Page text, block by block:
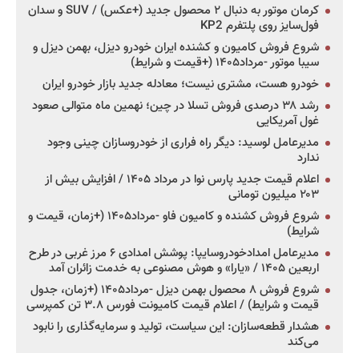
کرمان موتور به دنبال ۲ محصول جدید (+عکس) / SUV و سدان
فول‌سایز روی پلتفرم KP2
شروع فروش کامیون و کشنده ایران خودرو دیزل، بهمن دیزل و
سیبا موتور -مرداد۱۴۰۵ (+قیمت و شرایط)
خودرو هست، مشتری نیست؛ معادله جدید بازار خودرو ایران
رشد ۳۸ درصدی فروش تسلا در چین؛ نهمین ماه متوالی صعود
غول آمریکایی
مدیرعامل لوسید: دیگر راه فراری از خودروسازان چینی وجود
ندارد
اعلام قیمت جدید پارس نوا در مرداد ۱۴۰۵ / افزایش بیش از
۲۰۳ میلیون تومانی
شروع فروش کشنده و کامیون فاو -مرداد۱۴۰۵ (+زمان، قیمت و
شرایط)
مدیرعامل امدادخودروسایپا: پوشش امدادی ۶ مرز غربی در طرح
اربعین ۱۴۰۵ / «یارا» و هوش مصنوعی به خدمت زائران آمد
شروع فروش ۸ محصول بهمن دیزل -مرداد۱۴۰۵ (+زمان، جدول
قیمت و شرایط) / اعلام قیمت کامیونت فورس ۳.۸ تن کمپرسی
هشدار قطعه‌سازان: این سیاست، تولید و سرمایه‌گذاری را نابود
می‌کند